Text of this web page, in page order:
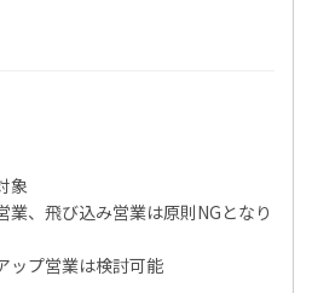
象
、飛び込み営業は原則NGとなり
ップ営業は検討可能